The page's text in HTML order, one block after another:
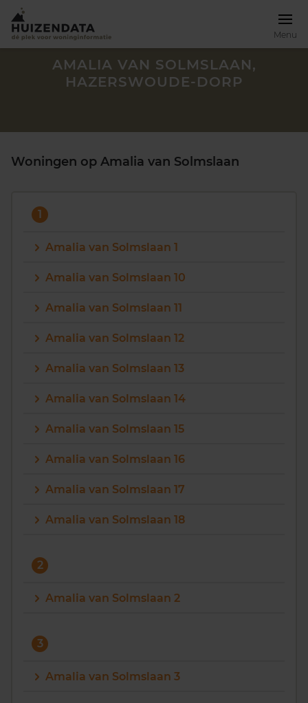
Menu
Zoek een woning
Vragen? Neem contact met ons op
088 220 4200
AMALIA VAN SOLMSLAAN,
HAZERSWOUDE-DORP
Woningen op Amalia van Solmslaan
1
Amalia van Solmslaan 1
Amalia van Solmslaan 10
Amalia van Solmslaan 11
Amalia van Solmslaan 12
Amalia van Solmslaan 13
Amalia van Solmslaan 14
Amalia van Solmslaan 15
Amalia van Solmslaan 16
Amalia van Solmslaan 17
Amalia van Solmslaan 18
2
Amalia van Solmslaan 2
3
Amalia van Solmslaan 3